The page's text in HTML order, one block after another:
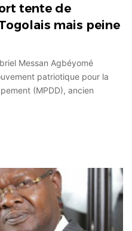
tente de
mais peine
Messan Agbéyomé
patriotique pour la
(MPDD), ancien